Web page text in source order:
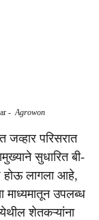
-Agrowon
जव्हार परिसरात
सुधारित बी-
होऊ लागला आहे,
माध्यमातून उपलब्ध
शेतकऱ्यांना